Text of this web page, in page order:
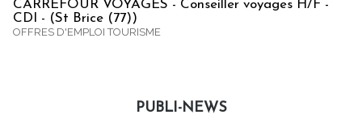
CARREFOUR VOYAGES - Conseiller voyages H/F -
CDI - (St Brice (77))
OFFRES D'EMPLOI TOURISME
PUBLI-NEWS